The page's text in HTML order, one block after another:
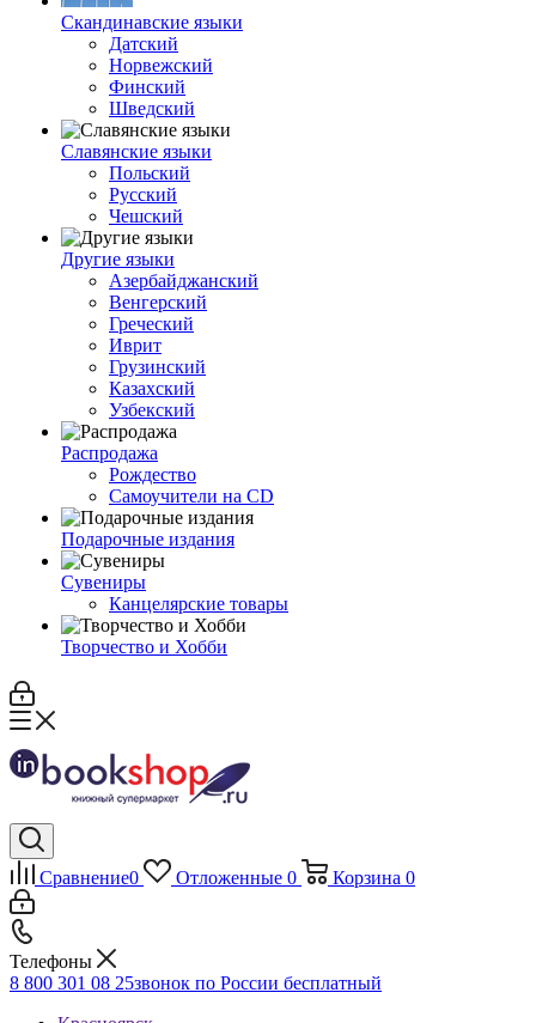
Скандинавские языки
Датский
Норвежский
Финский
Шведский
Славянские языки
Польский
Русский
Чешский
Другие языки
Азербайджанский
Венгерский
Греческий
Иврит
Грузинский
Казахский
Узбекский
Распродажа
Рождество
Самоучители на CD
Подарочные издания
Сувениры
Канцелярские товары
Творчество и Хобби
Сравнение0 Отложенные 0 Корзина 0
Телефоны
8 800 301 08 25звонок по России бесплатный